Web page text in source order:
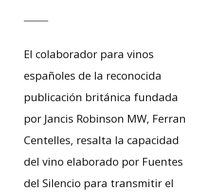
El colaborador para vinos
españoles de la reconocida
publicación británica fundada
por Jancis Robinson MW, Ferran
Centelles, resalta la capacidad
del vino elaborado por Fuentes
del Silencio para transmitir el